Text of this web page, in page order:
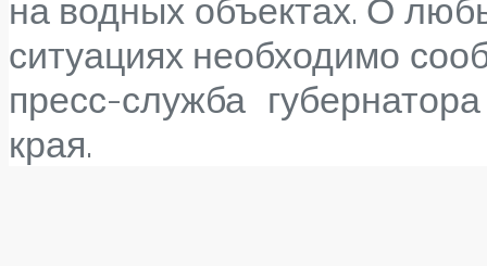
ситуациях необходимо
пресс-служба
края.